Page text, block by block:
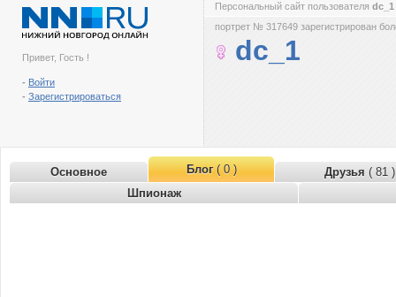
Привет, Гость !
- Войти
- Зарегистрироваться
Персональный сайт пользователя dc_1
портрет № 317649 зарегистрирован
dc_1
Основное Блог( 0 ) Друзья ( 81 )
Шпионаж